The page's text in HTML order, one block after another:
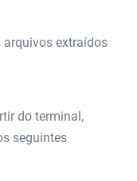
arquivos extraídos
do terminal,
seguintes